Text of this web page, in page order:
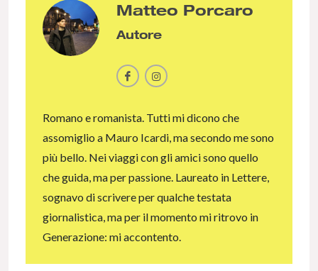
Matteo Porcaro
Autore
Romano e romanista. Tutti mi dicono che
assomiglio a Mauro Icardi, ma secondo me sono
più bello. Nei viaggi con gli amici sono quello
che guida, ma per passione. Laureato in Lettere,
sognavo di scrivere per qualche testata
giornalistica, ma per il momento mi ritrovo in
Generazione: mi accontento.